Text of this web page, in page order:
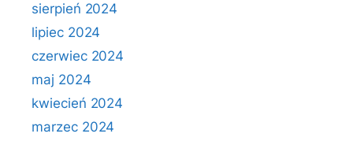
sierpień 2024
lipiec 2024
czerwiec 2024
maj 2024
kwiecień 2024
marzec 2024